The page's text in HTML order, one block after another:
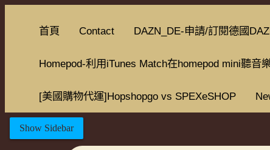
首頁 Contact DAZN_DE-申請/訂閱德國
Homepod-利用iTunes Match在homepod mini聽音
[美國購物代運]Hopshopgo vs SPEXeSHOP
Show Sidebar